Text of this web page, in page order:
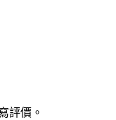
評價。